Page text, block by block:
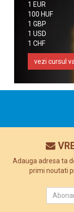
1 EUR
100 HUF
1 GBP
1 USD
1 CHF
vezi cursul
Adauga adresa ta
primi noutati